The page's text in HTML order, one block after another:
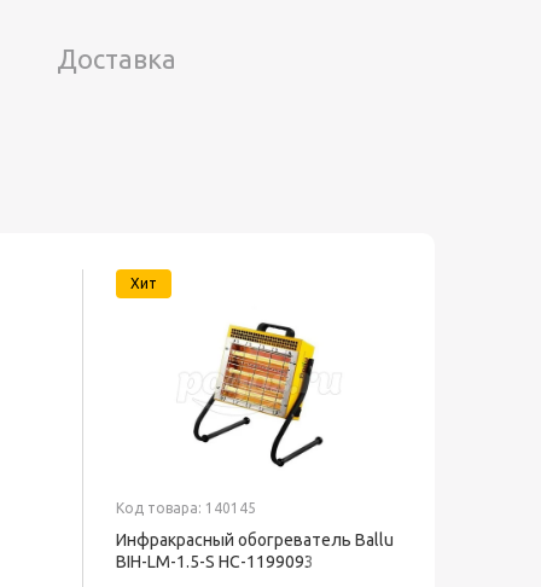
Доставка
Хит
Код товара: 140145
Инфракрасный обогреватель Ballu
BIH-LM-1.5-S НС-1199093